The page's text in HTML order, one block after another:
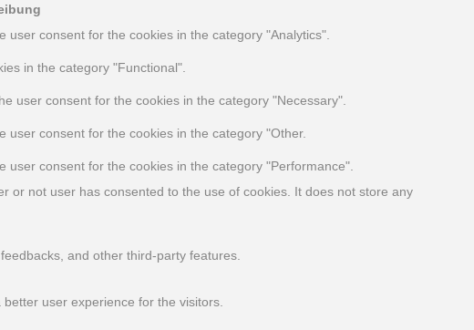
consent for the cookies in the category "Analytics".
in the category "Functional".
user consent for the cookies in the category "Necessary".
consent for the cookies in the category "Other.
consent for the cookies in the category "Performance".
or not user has consented to the use of cookies. It does not store any
and other third-party features.
user experience for the visitors.